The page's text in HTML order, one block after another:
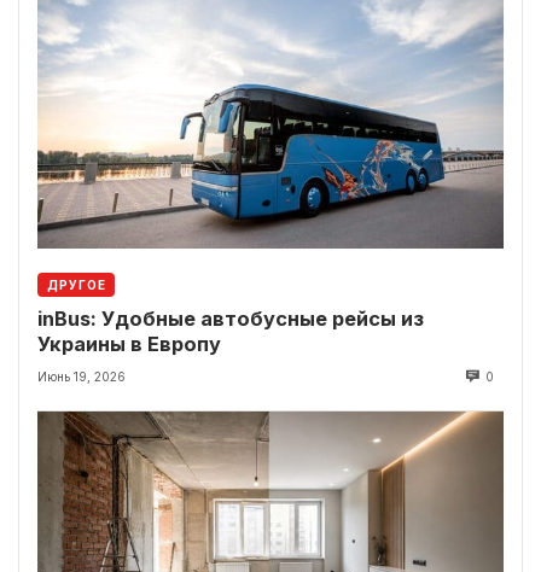
ДРУГОЕ
inBus: Удобные автобусные рейсы из
Украины в Европу
Июнь 19, 2026 0